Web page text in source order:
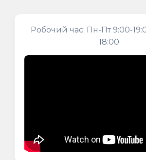
Робочий час: Пн-Пт 9:00-
18:00